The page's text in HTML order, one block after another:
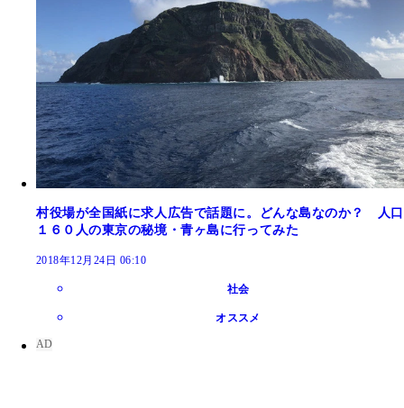
村役場が全国紙に求人広告で話題に。どんな島なのか？ 人口
１６０人の東京の秘境・青ヶ島に行ってみた
2018年12月24日 06:10
社会
オススメ